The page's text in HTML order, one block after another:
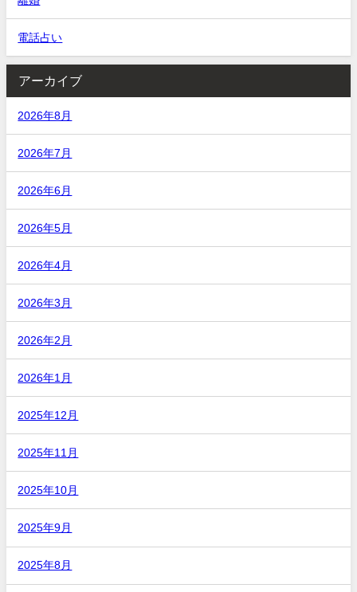
電話占い
アーカイブ
2026年8月
2026年7月
2026年6月
2026年5月
2026年4月
2026年3月
2026年2月
2026年1月
2025年12月
2025年11月
2025年10月
2025年9月
2025年8月